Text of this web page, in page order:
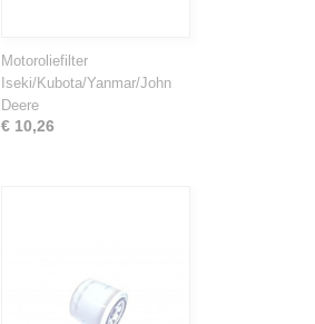
Motoroliefilter
Iseki/Kubota/Yanmar/John
Deere
€ 10,26